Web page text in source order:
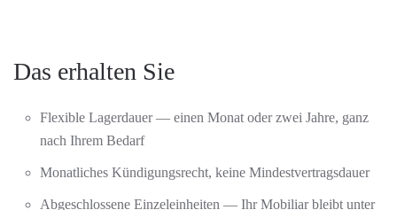
Das erhalten Sie
Flexible Lagerdauer — einen Monat oder zwei Jahre, ganz
nach Ihrem Bedarf
Monatliches Kündigungsrecht, keine Mindestvertragsdauer
Abgeschlossene Einzeleinheiten — Ihr Mobiliar bleibt unter